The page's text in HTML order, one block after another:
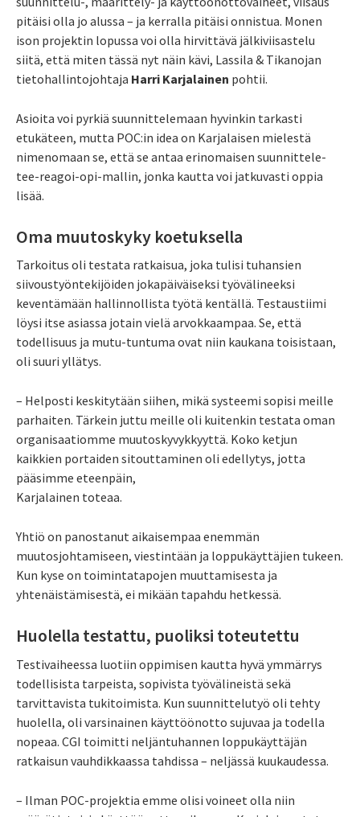
pitäisi olla jo alussa – ja kerralla pitäisi onnistua. Monen
ison projektin lopussa voi olla hirvittävä jälkiviisastelu
siitä, että miten tässä nyt näin kävi, Lassila & Tikanojan
tietohallintojohtaja Harri Karjalainen pohtii.
Asioita voi pyrkiä suunnittelemaan hyvinkin tarkasti
etukäteen, mutta POC:in idea on Karjalaisen mielestä
nimenomaan se, että se antaa erinomaisen suunnittele-
tee-reagoi-opi-mallin, jonka kautta voi jatkuvasti oppia
lisää.
Oma muutoskyky koetuksella
Tarkoitus oli testata ratkaisua, joka tulisi tuhansien
siivoustyöntekijöiden jokapäiväiseksi työvälineeksi
keventämään hallinnollista työtä kentällä. Testaustiimi
löysi itse asiassa jotain vielä arvokkaampaa. Se, että
todellisuus ja mutu-tuntuma ovat niin kaukana toisistaan,
oli suuri yllätys.
– Helposti keskitytään siihen, mikä systeemi sopisi meille
parhaiten. Tärkein juttu meille oli kuitenkin testata oman
organisaatiomme muutoskyvykkyyttä. Koko ketjun
kaikkien portaiden sitouttaminen oli edellytys, jotta
pääsimme eteenpäin,
Karjalainen toteaa.
Yhtiö on panostanut aikaisempaa enemmän
muutosjohtamiseen, viestintään ja loppukäyttäjien tukeen.
Kun kyse on toimintatapojen muuttamisesta ja
yhtenäistämisestä, ei mikään tapahdu hetkessä.
Huolella testattu, puoliksi toteutettu
Testivaiheessa luotiin oppimisen kautta hyvä ymmärrys
todellisista tarpeista, sopivista työvälineistä sekä
tarvittavista tukitoimista. Kun suunnittelutyö oli tehty
huolella, oli varsinainen käyttöönotto sujuvaa ja todella
nopeaa. CGI toimitti neljäntuhannen loppukäyttäjän
ratkaisun vauhdikkaassa tahdissa – neljässä kuukaudessa.
– Ilman POC-projektia emme olisi voineet olla niin